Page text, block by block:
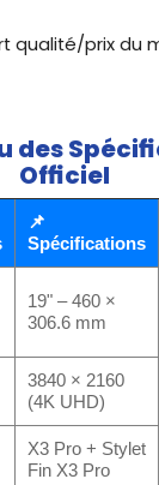
qualité/prix du
des
Officiel
📌
Spécifications
19" – 460 ×
306.6 mm
3840 × 2160
(4K UHD)
X3 Pro + Stylet
Fin X3 Pro